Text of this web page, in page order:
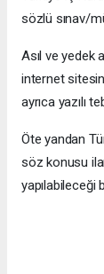
sözlü sınav/
Asıl ve yedek
internet
ayrıca yazılı
Öte yandan
söz konusu
yapılabileceği